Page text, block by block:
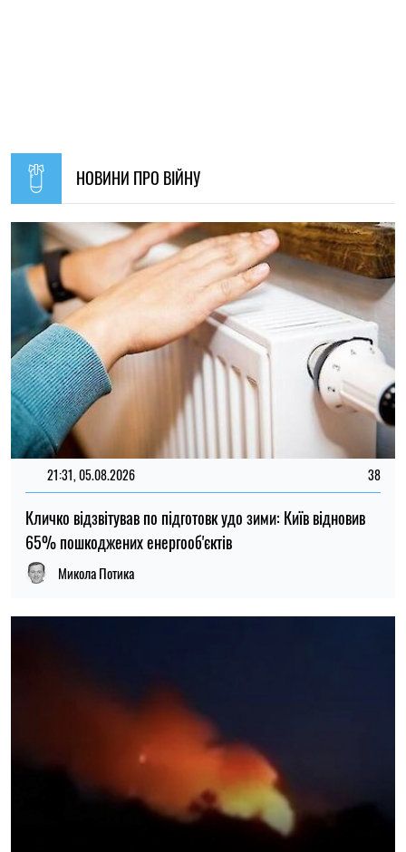
НОВИНИ ПРО ВІЙНУ
21:31, 05.08.2026 38
Кличко відзвітував по підготовк удо зими: Київ відновив
65% пошкоджених енергооб'єктів
Микола Потика